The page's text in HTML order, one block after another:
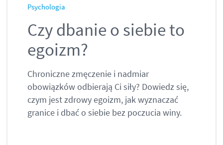
Psychologia
Czy dbanie o siebie to
egoizm?
Chroniczne zmęczenie i nadmiar
obowiązków odbierają Ci siły? Dowiedz się,
czym jest zdrowy egoizm, jak wyznaczać
granice i dbać o siebie bez poczucia winy.